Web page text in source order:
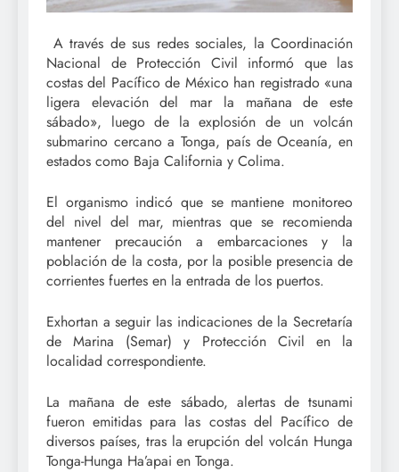
A través de sus redes sociales, la Coordinación
Nacional de Protección Civil informó que las
costas del Pacífico de México han registrado «una
ligera elevación del mar la mañana de este
sábado», luego de la explosión de un volcán
submarino cercano a Tonga, país de Oceanía, en
estados como Baja California y Colima.
El organismo indicó que se mantiene monitoreo
del nivel del mar, mientras que se recomienda
mantener precaución a embarcaciones y la
población de la costa, por la posible presencia de
corrientes fuertes en la entrada de los puertos.
Exhortan a seguir las indicaciones de la Secretaría
de Marina (Semar) y Protección Civil en la
localidad correspondiente.
La mañana de este sábado, alertas de tsunami
fueron emitidas para las costas del Pacífico de
diversos países, tras la erupción del volcán Hunga
Tonga-Hunga Ha’apai en Tonga.